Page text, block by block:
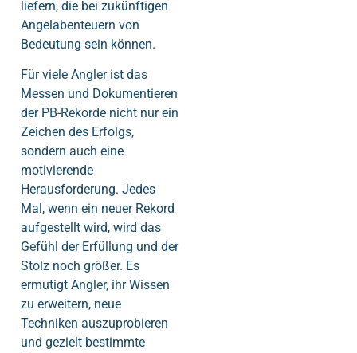
liefern, die bei zukünftigen
Angelabenteuern von
Bedeutung sein können.
Für viele Angler ist das
Messen und Dokumentieren
der PB-Rekorde nicht nur ein
Zeichen des Erfolgs,
sondern auch eine
motivierende
Herausforderung. Jedes
Mal, wenn ein neuer Rekord
aufgestellt wird, wird das
Gefühl der Erfüllung und der
Stolz noch größer. Es
ermutigt Angler, ihr Wissen
zu erweitern, neue
Techniken auszuprobieren
und gezielt bestimmte